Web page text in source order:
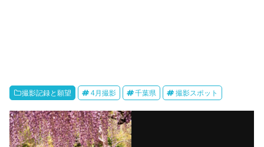
撮影記録と願望 4月撮影 千葉県 撮影スポット